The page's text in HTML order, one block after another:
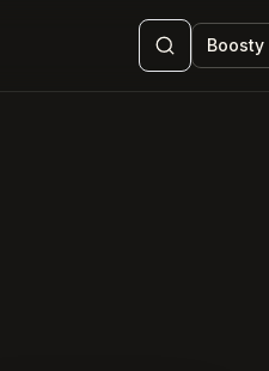
Boosty